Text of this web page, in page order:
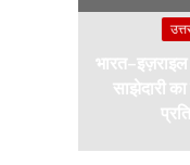
साझेदारी